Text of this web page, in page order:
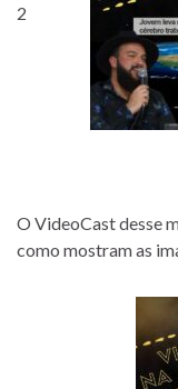
2
O VideoCast desse
como mostram as